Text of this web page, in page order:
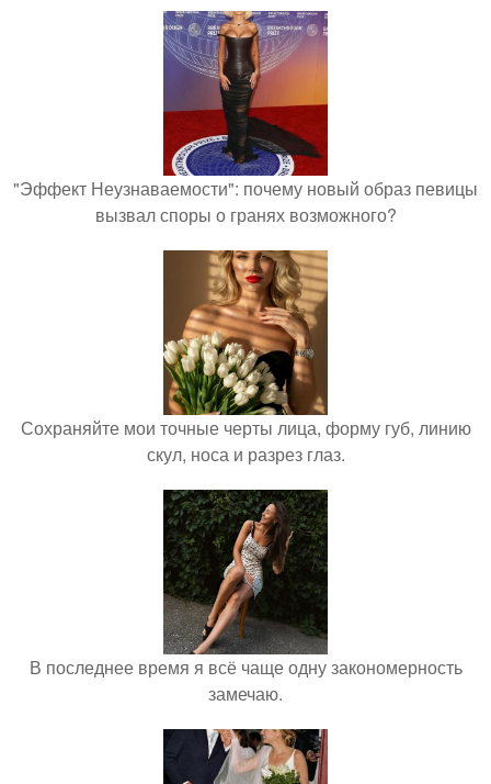
"Эффект Неузнаваемости": почему новый образ певицы
вызвал споры о гранях возможного?
Сохраняйте мои точные черты лица, форму губ, линию
скул, носа и разрез глаз.
В последнее время я всё чаще одну закономерность
замечаю.